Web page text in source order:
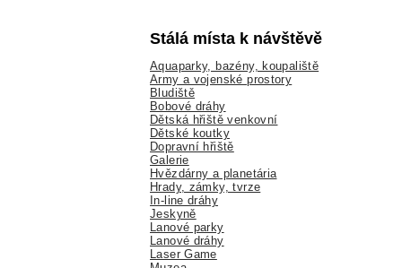
Stálá místa k návštěvě
Aquaparky, bazény, koupaliště
Army a vojenské prostory
Bludiště
Bobové dráhy
Dětská hřiště venkovní
Dětské koutky
Dopravní hřiště
Galerie
Hvězdárny a planetária
Hrady, zámky, tvrze
In-line dráhy
Jeskyně
Lanové parky
Lanové dráhy
Laser Game